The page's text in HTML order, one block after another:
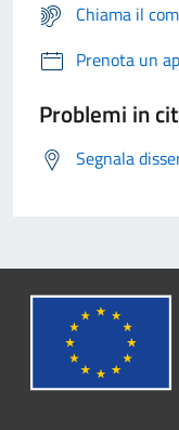
Chiama il
Prenota un
Problemi in
Segnala